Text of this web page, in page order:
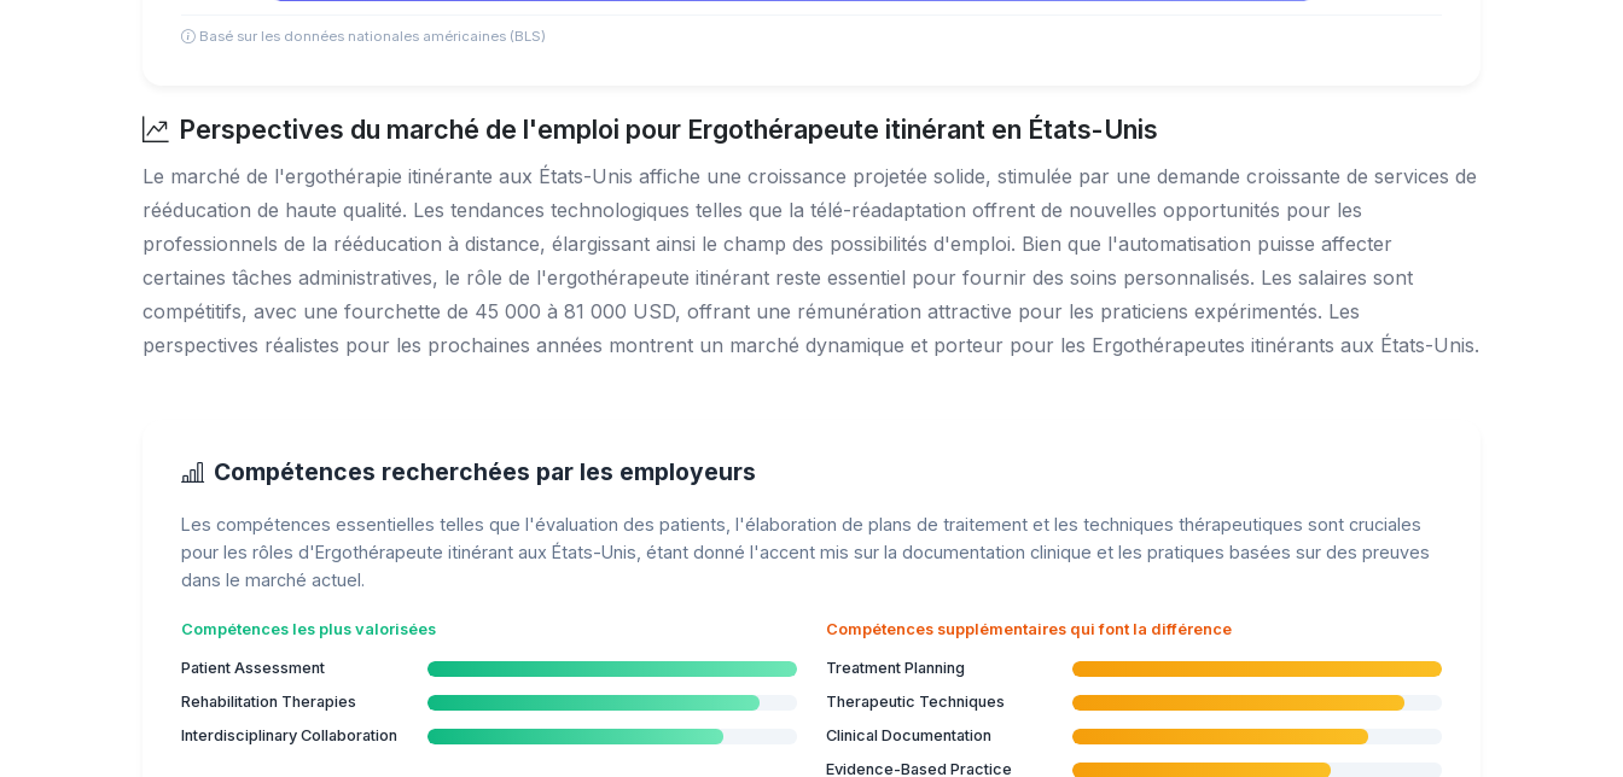
Basé sur les données nationales américaines (BLS)
Perspectives du marché de l'emploi pour Ergothérapeute itinérant en États-Unis
Le marché de l'ergothérapie itinérante aux États-Unis affiche une croissance projetée solide, stimulée par une demande croissante de services de
rééducation de haute qualité. Les tendances technologiques telles que la télé-réadaptation offrent de nouvelles opportunités pour les
professionnels de la rééducation à distance, élargissant ainsi le champ des possibilités d'emploi. Bien que l'automatisation puisse affecter
certaines tâches administratives, le rôle de l'ergothérapeute itinérant reste essentiel pour fournir des soins personnalisés. Les salaires sont
compétitifs, avec une fourchette de 45 000 à 81 000 USD, offrant une rémunération attractive pour les praticiens expérimentés. Les
perspectives réalistes pour les prochaines années montrent un marché dynamique et porteur pour les Ergothérapeutes itinérants aux États-Unis.
Compétences recherchées par les employeurs
Les compétences essentielles telles que l'évaluation des patients, l'élaboration de plans de traitement et les techniques thérapeutiques sont cruciales
pour les rôles d'Ergothérapeute itinérant aux États-Unis, étant donné l'accent mis sur la documentation clinique et les pratiques basées sur des preuves
dans le marché actuel.
Compétences les plus valorisées
Patient Assessment
Rehabilitation Therapies
Interdisciplinary Collaboration
Compétences supplémentaires qui font la différence
Treatment Planning
Therapeutic Techniques
Clinical Documentation
Evidence-Based Practice